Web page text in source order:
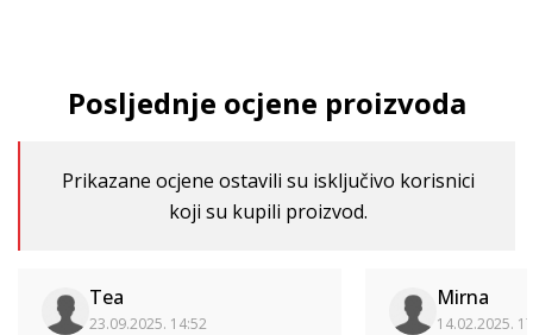
Posljednje ocjene proizvoda
Prikazane ocjene ostavili su isključivo korisnici
koji su kupili proizvod.
Tea
23.09.2025. 14:52
Mirna
14.02.2025.